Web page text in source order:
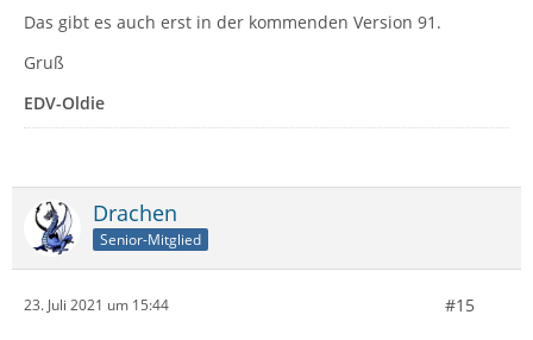
Das gibt es auch erst in der kommenden Version 91.
Gruß
EDV-Oldie
Drachen
Senior-Mitglied
23. Juli 2021 um 15:44 #15